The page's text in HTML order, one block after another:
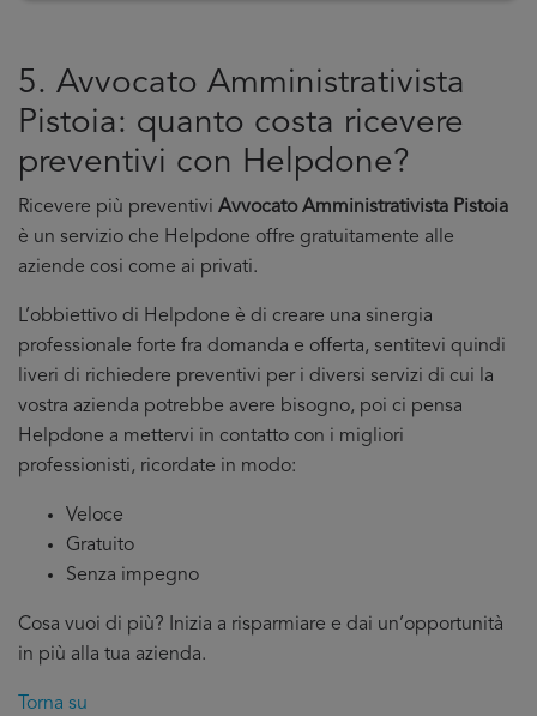
5. Avvocato Amministrativista
Pistoia: quanto costa ricevere
preventivi con Helpdone?
Ricevere più preventivi Avvocato Amministrativista Pistoia
è un servizio che Helpdone offre gratuitamente alle
aziende cosi come ai privati.
L’obbiettivo di Helpdone è di creare una sinergia
professionale forte fra domanda e offerta, sentitevi quindi
liveri di richiedere preventivi per i diversi servizi di cui la
vostra azienda potrebbe avere bisogno, poi ci pensa
Helpdone a mettervi in contatto con i migliori
professionisti, ricordate in modo:
Veloce
Gratuito
Senza impegno
Cosa vuoi di più? Inizia a risparmiare e dai un’opportunità
in più alla tua azienda.
Torna su